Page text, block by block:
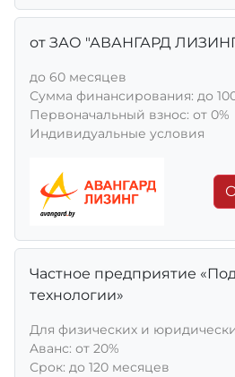
от ЗАО "АВАНГАРД
до 60 месяцев
Сумма финансирования: до
Первоначальный взнос: от 0%
Индивидуальные условия
Частное предприятие
технологии»
Для физических и
Aванс: от 20%
Срок: до 120 месяцев